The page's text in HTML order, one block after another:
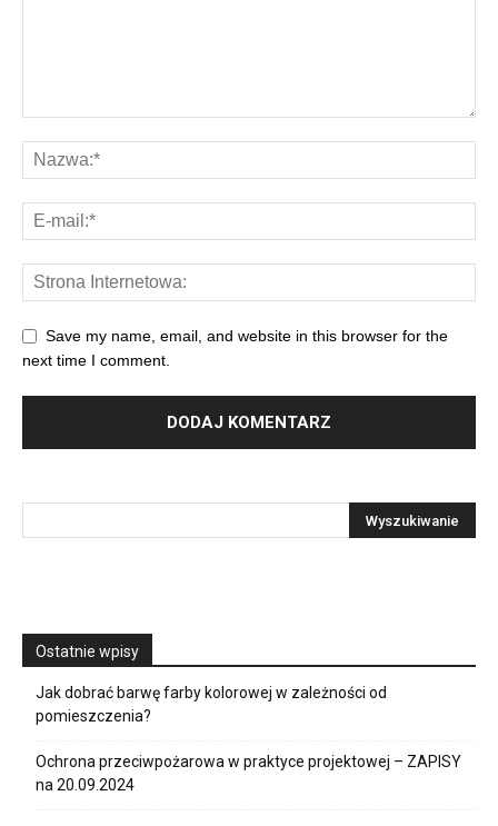
Save my name, email, and website in this browser for the
next time I comment.
Ostatnie wpisy
Jak dobrać barwę farby kolorowej w zależności od
pomieszczenia?
Ochrona przeciwpożarowa w praktyce projektowej – ZAPISY
na 20.09.2024